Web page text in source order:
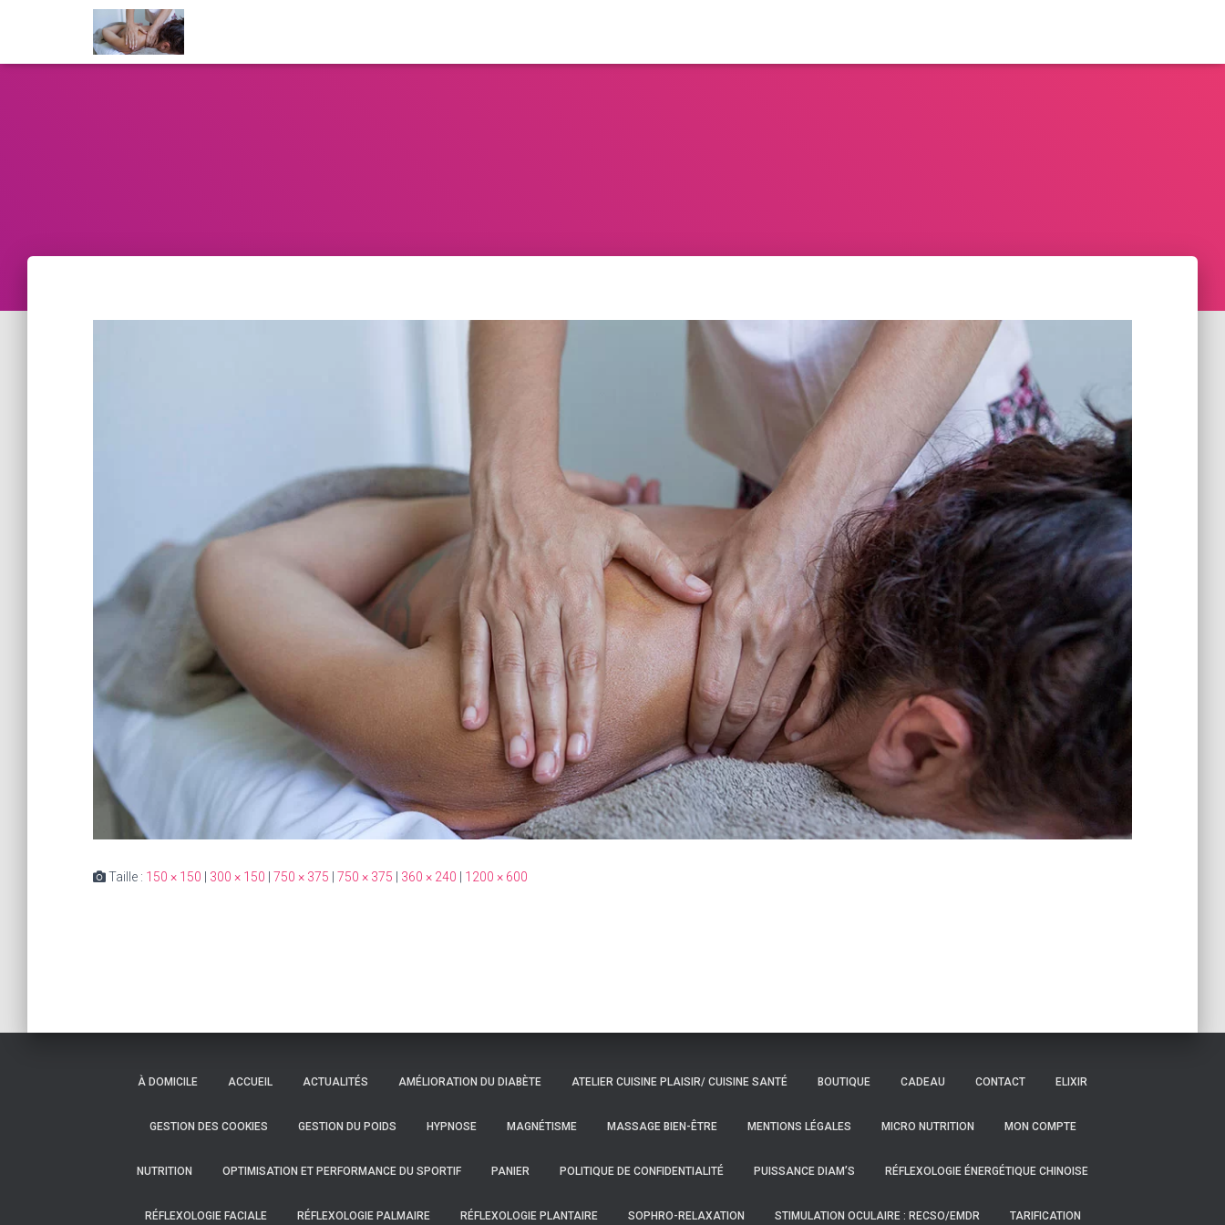
Taille : 150 × 150 300 × 150 750 × 375 750 × 375 360 × 240 1200 × 600
À DOMICILE ACCUEIL ACTUALITÉS AMÉLIORATION DU DIABÈTE ATELIER CUISINE PLAISIR/ CUISINE SANTÉ BOUTIQUE CADEAU CONTACT ELIXIR
GESTION DES COOKIES GESTION DU POIDS HYPNOSE MAGNÉTISME MASSAGE BIEN-ÊTRE MENTIONS LÉGALES MICRO NUTRITION MON COMPTE
NUTRITION OPTIMISATION ET PERFORMANCE DU SPORTIF PANIER POLITIQUE DE CONFIDENTIALITÉ PUISSANCE DIAM’S RÉFLEXOLOGIE ÉNERGÉTIQUE CHINOISE
RÉFLEXOLOGIE FACIALE RÉFLEXOLOGIE PALMAIRE RÉFLEXOLOGIE PLANTAIRE SOPHRO-RELAXATION STIMULATION OCULAIRE : RECSO/EMDR TARIFICATION